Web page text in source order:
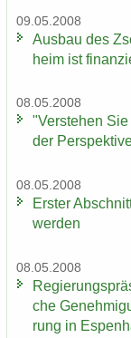
09.05.2008
Aus­bau des
heim ist
08.05.2008
"Ver­ste­hen
der
08.05.2008
Ers­ter
wer­den
08.05.2008
che
rung in